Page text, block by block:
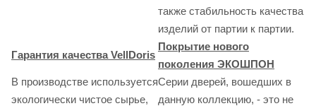
также стабильность качества
изделий от партии к партии.
Гарантия качества VellDoris
Покрытие нового
поколения ЭКОШПОН
В производстве используется
экологически чистое сырье,
Серии дверей, вошедших в
данную коллекцию, - это не